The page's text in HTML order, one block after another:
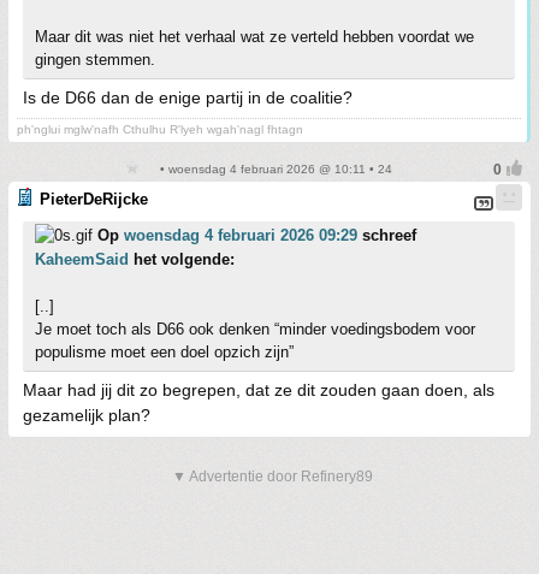
Maar dit was niet het verhaal wat ze verteld hebben voordat we
gingen stemmen.
Is de D66 dan de enige partij in de coalitie?
ph'nglui mglw'nafh Cthulhu R'lyeh wgah'nagl fhtagn
• woensdag 4 februari 2026 @ 10:11 • 24
PieterDeRijcke
Op woensdag 4 februari 2026 09:29 schreef
KaheemSaid het volgende:
[..]
Je moet toch als D66 ook denken “minder voedingsbodem voor
populisme moet een doel opzich zijn”
Maar had jij dit zo begrepen, dat ze dit zouden gaan doen, als
gezamelijk plan?
▼ Advertentie door Refinery89